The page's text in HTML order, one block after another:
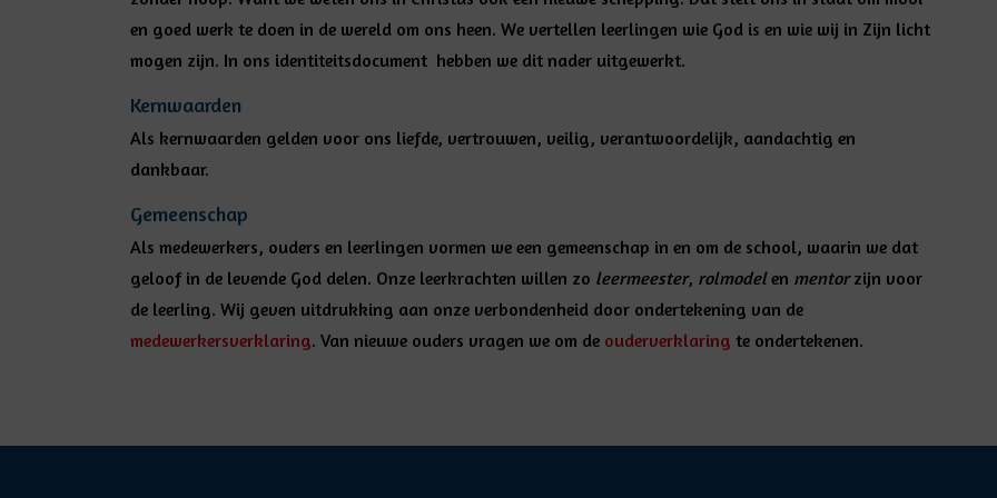
en goed werk te doen in de wereld om ons heen. We vertellen leerlingen wie God is en wie wij in Zijn licht
mogen zijn. In ons identiteitsdocument hebben we dit nader uitgewerkt.
Kernwaarden
Als kernwaarden gelden voor ons liefde, vertrouwen, veilig, verantwoordelijk, aandachtig en
dankbaar.
Gemeenschap
Als medewerkers, ouders en leerlingen vormen we een gemeenschap in en om de school, waarin we dat
geloof in de levende God delen. Onze leerkrachten willen zo leermeester, rolmodelen mentorzijn voor
de leerling. Wij geven uitdrukking aan onze verbondenheid door ondertekening van de
medewerkersverklaring. Van nieuwe ouders vragen we om de ouderverklaring te ondertekenen.